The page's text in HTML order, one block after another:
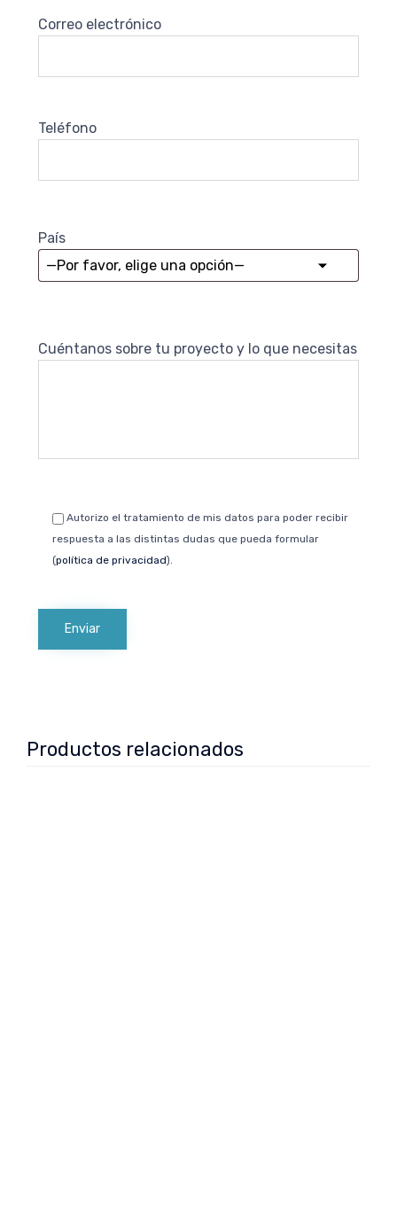
Correo electrónico
Teléfono
País
Cuéntanos sobre tu proyecto y lo que necesitas
Autorizo el tratamiento de mis datos para poder recibir
respuesta a las distintas dudas que pueda formular
(política de privacidad).
Productos relacionados